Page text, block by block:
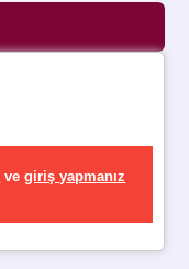
vegiriş yapmanız